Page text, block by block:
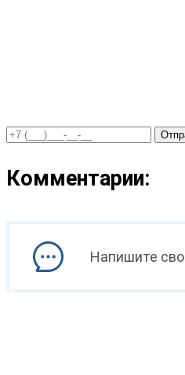
Комментарии:
Напишите